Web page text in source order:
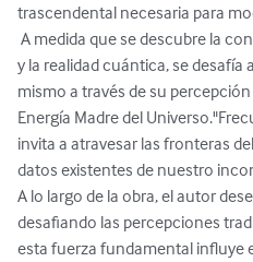
trascendental necesaria para
y la realidad cuántica, se desafía
mismo a través de su
Energía Madre del
invita a atravesar las fronteras
datos existentes de nuestro
A lo largo de la obra, el autor
desafiando las percepciones
esta fuerza fundamental influye